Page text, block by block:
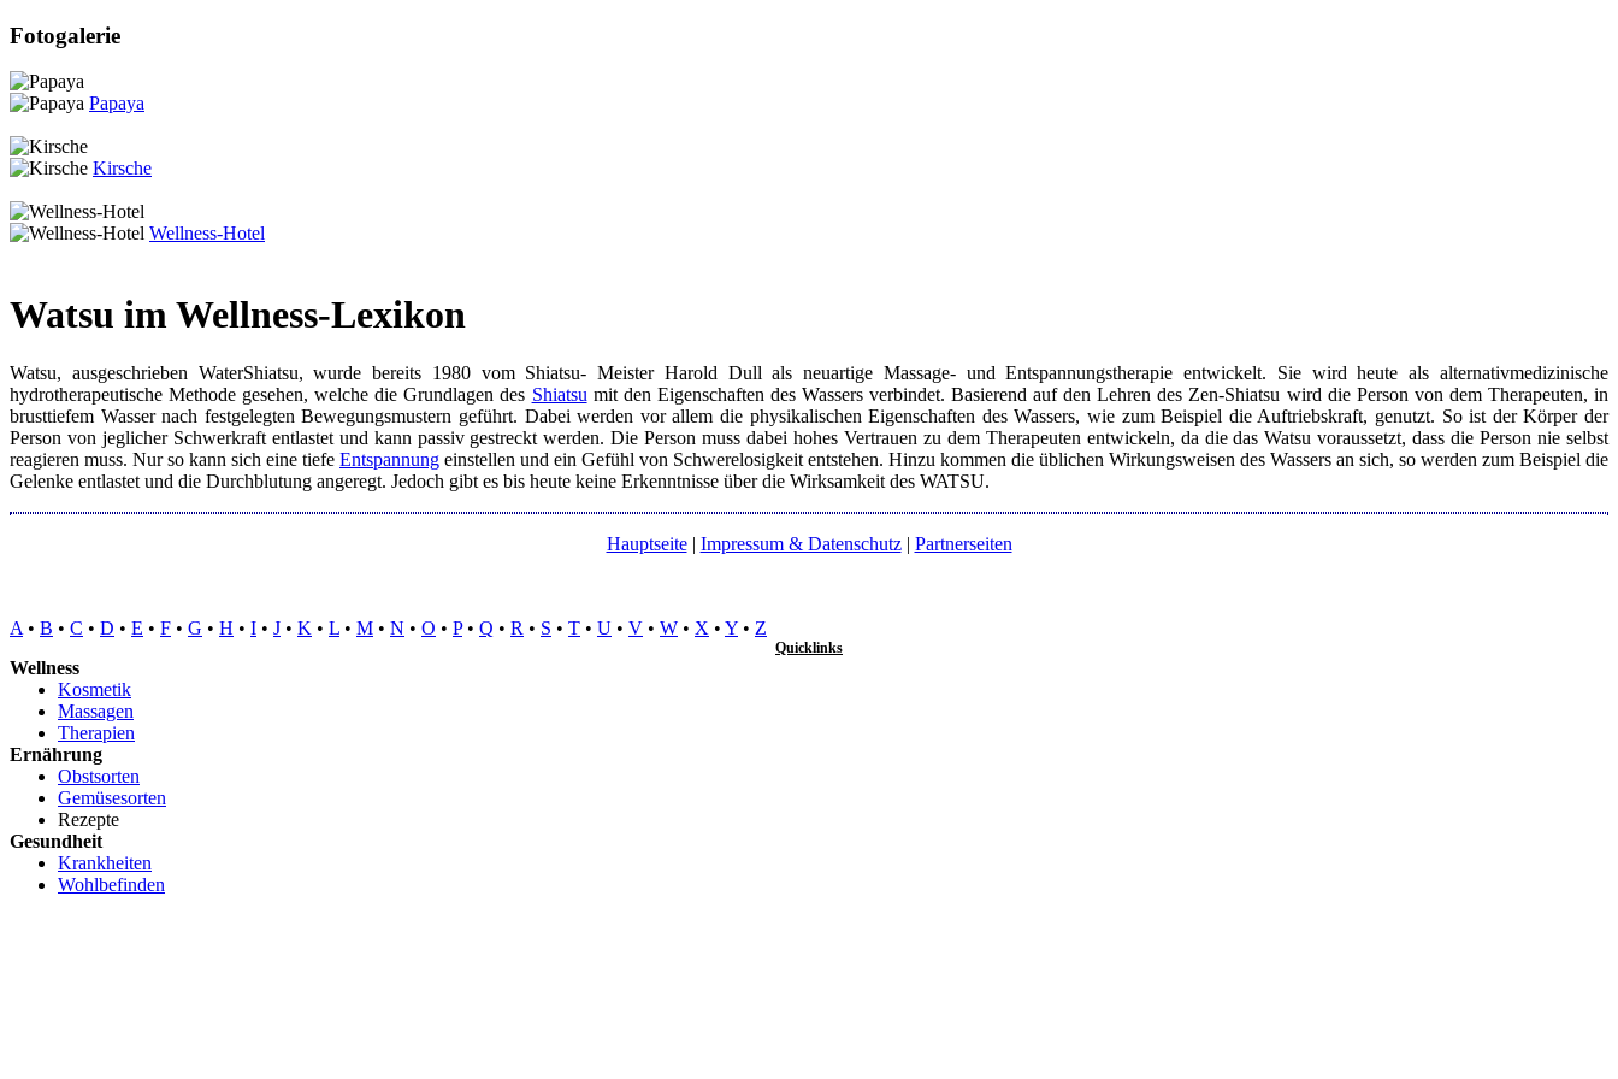
Fotogalerie
Papaya
Kirsche
Wellness-Hotel
Watsu im Wellness-Lexikon
Watsu, ausgeschrieben WaterShiatsu, wurde bereits 1980 vom Shiatsu- Meister Harold Dull als neuartige Massage- und Entspannungstherapie entwickelt. Sie wird heute als alternativmedizinische
hydrotherapeutische Methode gesehen, welche die Grundlagen des Shiatsu mit den Eigenschaften des Wassers verbindet. Basierend auf den Lehren des Zen-Shiatsu wird die Person von dem Therapeuten, in
brusttiefem Wasser nach festgelegten Bewegungsmustern geführt. Dabei werden vor allem die physikalischen Eigenschaften des Wassers, wie zum Beispiel die Auftriebskraft, genutzt. So ist der Körper der
Person von jeglicher Schwerkraft entlastet und kann passiv gestreckt werden. Die Person muss dabei hohes Vertrauen zu dem Therapeuten entwickeln, da die das Watsu voraussetzt, dass die Person nie selbst
reagieren muss. Nur so kann sich eine tiefe Entspannung einstellen und ein Gefühl von Schwerelosigkeit entstehen. Hinzu kommen die üblichen Wirkungsweisen des Wassers an sich, so werden zum Beispiel die
Gelenke entlastet und die Durchblutung angeregt. Jedoch gibt es bis heute keine Erkenntnisse über die Wirksamkeit des WATSU.
Hauptseite| Impressum & Datenschutz| Partnerseiten
A • B • C • D • E • F • G • H • I • J • K • L • M • N • O • P• Q • R • S • T • U • V • W • X • Y • Z
Quicklinks
Wellness
Kosmetik
Massagen
Therapien
Ernährung
Obstsorten
Gemüsesorten
Rezepte
Gesundheit
Krankheiten
Wohlbefinden